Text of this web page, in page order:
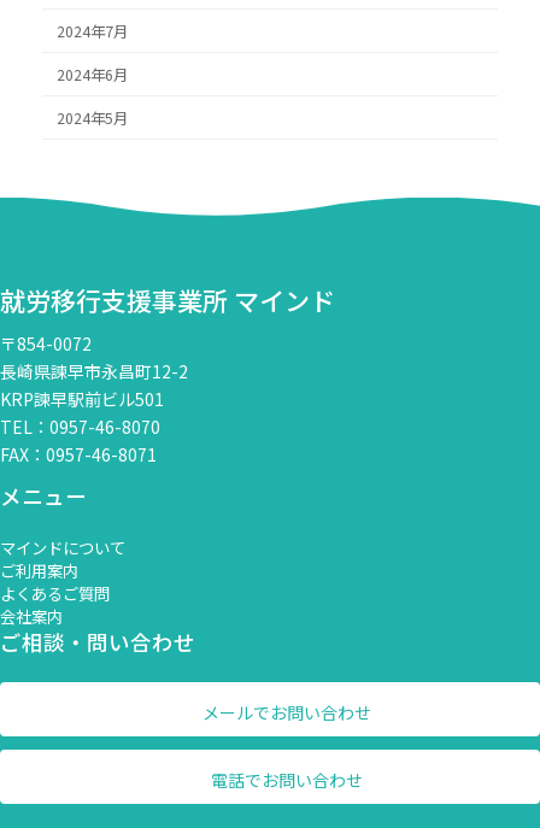
2024年7月
2024年6月
2024年5月
就労移行支援事業所 マインド
〒854-0072
長崎県諫早市永昌町12-2
KRP諫早駅前ビル501
TEL：0957-46-8070
FAX：0957-46-8071
メニュー
マインドについて
ご利用案内
よくあるご質問
会社案内
ご相談・問い合わせ
メールでお問い合わせ
電話でお問い合わせ